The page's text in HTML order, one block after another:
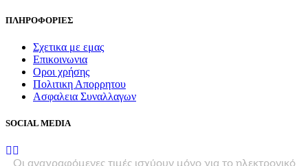
ΠΛΗΡΟΦΟΡΙΕΣ
Σχετικα με εμας
Επικοινωνια
Οροι χρήσης
Πολιτικη Απορρητου
Ασφαλεια Συναλλαγων
SOCIAL MEDIA
Οι αναγραφόμενες τιμές ισχύουν μόνο για το ηλεκτρονικό